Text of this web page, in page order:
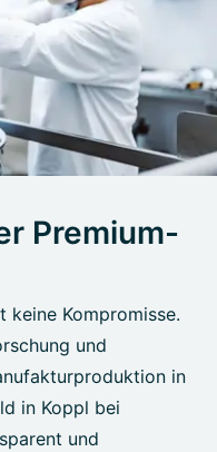
Premium-
keine Kompromisse.
und
in
in Koppl bei
und